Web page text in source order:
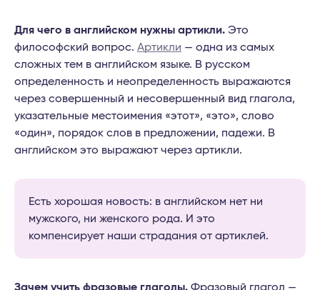
Для чего в английском нужны артикли. Это
философский вопрос. Артикли — одна из самых
сложных тем в английском языке. В русском
определенность и неопределенность выражаются
через совершенный и несовершенный вид глагола,
указательные местоимения «этот», «это», слово
«один», порядок слов в предложении, падежи. В
английском это выражают через артикли.
Есть хорошая новость: в английском нет ни
мужского, ни женского рода. И это
компенсирует наши страдания от артиклей.
Зачем учить фразовые глаголы. Фразовый глагол —